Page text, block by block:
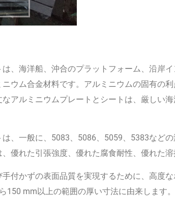
、海洋船、沖合のプラットフォーム、沿岸
ウム合金材料です。アルミニウムの固有の
アルミニウムプレートとシートは、厳しい
、一般に、5083、5086、5059、5383など
優れた引張強度、優れた腐食耐性、優れた溶
付かずの表面品質を実現するために、高度
mm以上の範囲の厚い寸法に由来します